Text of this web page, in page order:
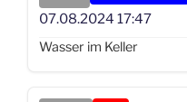
07.08.2024 17:47
Wasser im Keller